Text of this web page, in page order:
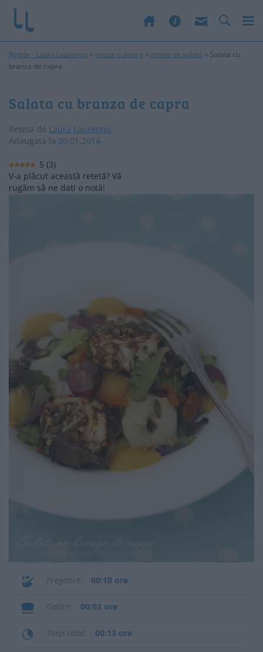
Rețete - Laura Laurențiu > retete culinare > retete de salate > Salata cu
branza de capra
Salata cu branza de capra
Reteta de Laura Laurențiu
Adaugata la 20.01.2014
5 (3)
V-a plăcut această retetă? Vă
rugăm să ne dați o notă!
Pregatire 00:10 ore
Gatire 00:03 ore
Timp total 00:13 ore